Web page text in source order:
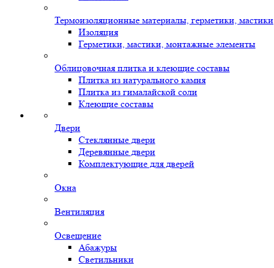
Термоизоляционные материалы, герметики, мастики
Изоляция
Герметики, мастики, монтажные элементы
Облицовочная плитка и клеющие составы
Плитка из натурального камня
Плитка из гималайской соли
Клеющие составы
Двери
Стеклянные двери
Деревянные двери
Комплектующие для дверей
Окна
Вентиляция
Освещение
Абажуры
Светильники